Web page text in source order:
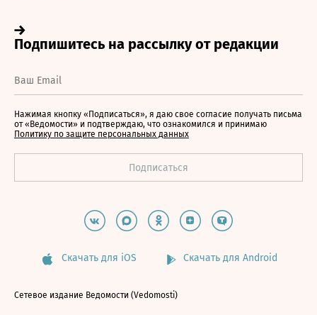
Нажимая кнопку «Подписаться», я даю свое согласие получать письма
от «Ведомости» и подтверждаю, что ознакомился и принимаю
Политику по защите персональных данных
Скачать для iOS Скачать для Android
Сетевое издание Ведомости (Vedomosti)